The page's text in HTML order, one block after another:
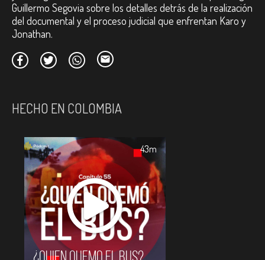
Guillermo Segovia sobre los detalles detrás de la realización
del documental y el proceso judicial que enfrentan Karo y
Jonathan.
HECHO EN COLOMBIA
43m